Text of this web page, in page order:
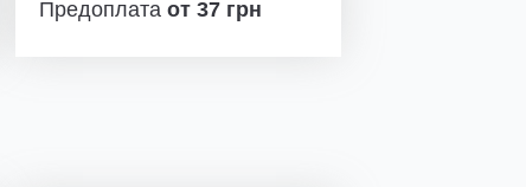
Предоплатаот 37 грн